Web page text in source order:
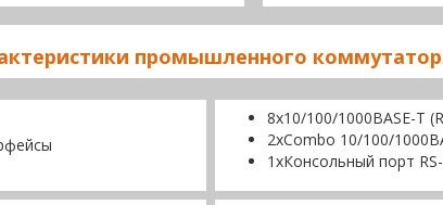
промышленного
8х10/100/1000BASE-T
2хCombo 10/100/
1xКонсольный порт